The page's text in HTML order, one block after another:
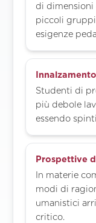
di
piccoli
esigenze
Studenti di
più debole
essendo
Prospettive
In materie
modi di
umanistici
critico.